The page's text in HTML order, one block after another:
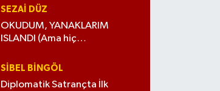
SEZAI DÜZ
OKUDUM, YANAKLARIM
ISLANDI (Ama hiç
SIBEL BINGÖL
Diplomatik Satrançta İlk